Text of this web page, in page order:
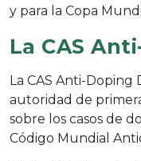
y para la Copa
La CAS
La CAS Anti-Doping
autoridad de
sobre los casos de
Código Mundial